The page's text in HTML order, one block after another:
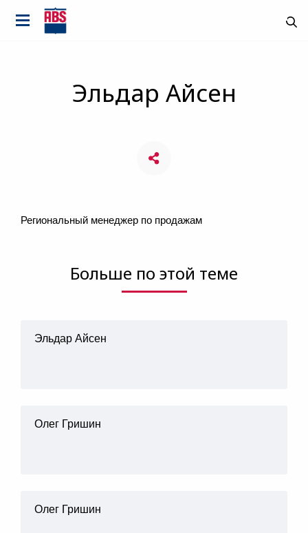
Страна
Эльдар Айсен
Региональный менеджер по продажам
Больше по этой теме
Эльдар Айсен
Олег Гришин
Олег Гришин